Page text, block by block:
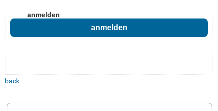
anmelden
back